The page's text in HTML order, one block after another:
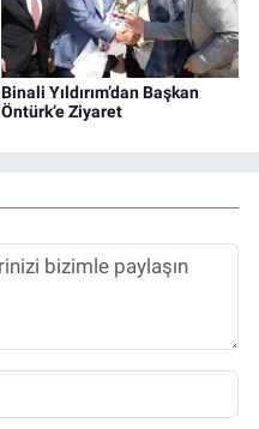
Binali Yıldırım’dan Başkan
Öntürk’e Ziyaret